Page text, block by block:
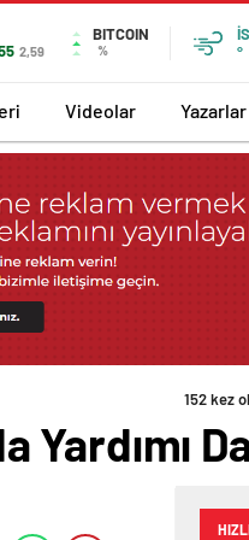
2,59
BITCOIN
%
°
Videolar Yazarlar
152 kez